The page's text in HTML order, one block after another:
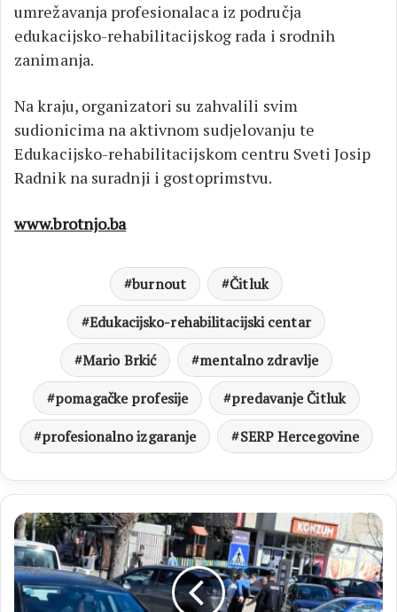
umrežavanja profesionalaca iz područja
edukacijsko-rehabilitacijskog rada i srodnih
zanimanja.
Na kraju, organizatori su zahvalili svim
sudionicima na aktivnom sudjelovanju te
Edukacijsko-rehabilitacijskom centru Sveti Josip
Radnik na suradnji i gostoprimstvu.
www.brotnjo.ba
burnout
Čitluk
Edukacijsko-rehabilitacijski centar
Mario Brkić
mentalno zdravlje
pomagačke profesije
predavanje Čitluk
profesionalno izgaranje
SERP Hercegovine
ČITLUK
Sudar
dvaju
vozila
kraj